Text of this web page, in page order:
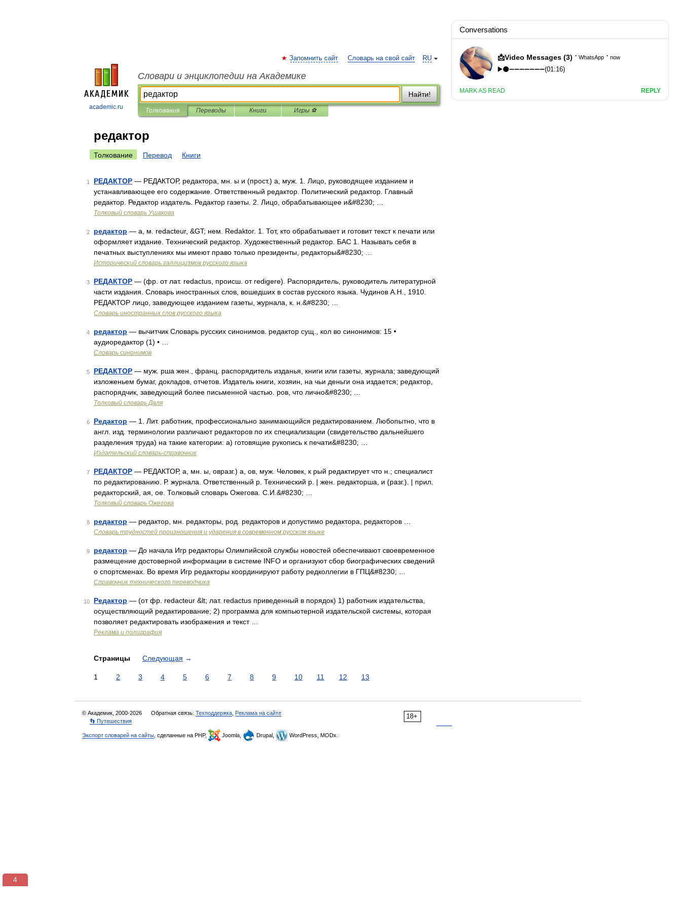
academic.ru
RU
Запомнить сайт Словарь на свой сайт
Словари и энциклопедии на Академике
Найти!
Толкования Переводы Книги Игры ⚽
редактор
Толкование Перевод Книги
1 РЕДАКТОР — РЕДАКТОР, редактора, мн. ы и (прост.) а, муж. 1. Лицо, руководящее изданием и
устанавливающее его содержание. Ответственный редактор. Политический редактор. Главный
редактор. Редактор издатель. Редактор газеты. 2. Лицо, обрабатывающее и&#8230; …
Толковый словарь Ушакова
2 редактор — а, м. redacteur, &GT; нем. Redaktor. 1. Тот, кто обрабатывает и готовит текст к печати или
оформляет издание. Технический редактор. Художественный редактор. БАС 1. Называть себя в
печатных выступлениях мы имеют право только президенты, редакторы&#8230; …
Исторический словарь галлицизмов русского языка
3 РЕДАКТОР — (фр. от лат. redactus, происш. от redigere). Распорядитель, руководитель литературной
части издания. Словарь иностранных слов, вошедших в состав русского языка. Чудинов А.Н., 1910.
РЕДАКТОР лицо, заведующее изданием газеты, журнала, к. н.&#8230; …
Словарь иностранных слов русского языка
4 редактор — вычитчик Словарь русских синонимов. редактор сущ., кол во синонимов: 15 •
аудиоредактор (1) • …
Словарь синонимов
5 РЕДАКТОР — муж. рша жен., франц. распорядитель изданья, книги или газеты, журнала; заведующий
изложеньем бумаг, докладов, отчетов. Издатель книги, хозяин, на чьи деньги она издается; редактор,
распорядчик, заведующий более письменной частью. ров, что лично&#8230; …
Толковый словарь Даля
6 Редактор — 1. Лит. работник, профессионально занимающийся редактированием. Любопытно, что в
англ. изд. терминологии различают редакторов по их специализации (свидетельство дальнейшего
разделения труда) на такие категории: а) готовящие рукопись к печати&#8230; …
Издательский словарь-справочник
7 РЕДАКТОР — РЕДАКТОР, а, мн. ы, овразг.) а, ов, муж. Человек, к рый редактирует что н.; специалист
по редактированию. Р. журнала. Ответственный р. Технический р. | жен. редакторша, и (разг.). | прил.
редакторский, ая, ое. Толковый словарь Ожегова. С.И.&#8230; …
Толковый словарь Ожегова
8 редактор — редактор, мн. редакторы, род. редакторов и допустимо редактора, редакторов …
Словарь трудностей произношения и ударения в современном русском языке
9 редактор — До начала Игр редакторы Олимпийской службы новостей обеспечивают своевременное
размещение достоверной информации в системе INFO и организуют сбор биографических сведений
о спортсменах. Во время Игр редакторы координируют работу редколлегии в ГПЦ&#8230; …
Справочник технического переводчика
10 Редактор — (от фр. redacteur &lt; лат. redactus приведенный в порядок) 1) работник издательства,
осуществляющий редактирование; 2) программа для компьютерной издательской системы, которая
позволяет редактировать изображения и текст …
Реклама и полиграфия
Страницы Следующая →
1 2 3 4 5 6 7 8 9 10 11 12 13
18+
© Академик, 2000-2026 Обратная связь: Техподдержка Реклама на сайте
👣 Путешествия
Экспорт словарей на сайты , сделанные на PHP, Joomla, Drupal, WordPress, MODx.
3